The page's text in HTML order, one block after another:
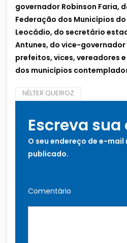
governador Robinson Faria,
Federação dos Municípios do
Leocádio, do secretário
Antunes, do vice-
prefeitos, vices, vereadores
dos municípios
NÉLTER QUEIROZ
Escreva
O seu endereço de e-mail
publicado.
Comentário